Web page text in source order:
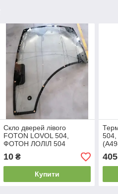
Скло дверей лівого
FOTON LOVOL 504,
ФОТОН ЛОЛІЛ 504
(TS04451043101)
10₴
Купити
405